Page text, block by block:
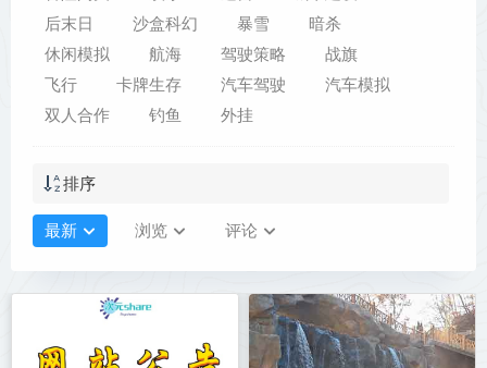
后末日
沙盒科幻 暴雪
暗杀
休闲模拟
航海 驾驶策略
战旗
飞行
卡牌生存 汽车驾驶
汽车模拟
双人合作
钓鱼 外挂
排序
最新 浏览 评论